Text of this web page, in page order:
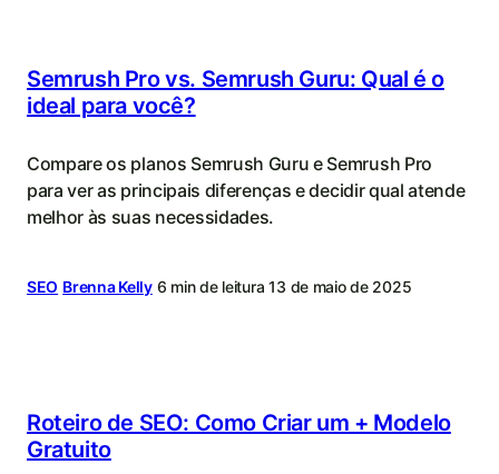
Semrush Pro vs. Semrush Guru: Qual é o
ideal para você?
Compare os planos Semrush Guru e Semrush Pro
para ver as principais diferenças e decidir qual atende
melhor às suas necessidades.
SEO Brenna Kelly 6 min de leitura 13 de maio de 2025
Roteiro de SEO: Como Criar um + Modelo
Gratuito